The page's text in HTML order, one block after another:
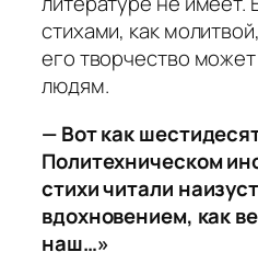
стихами, как
его творчество
людям.
— Вот как
Политехническом
стихи читали
вдохновением, как
наш…»